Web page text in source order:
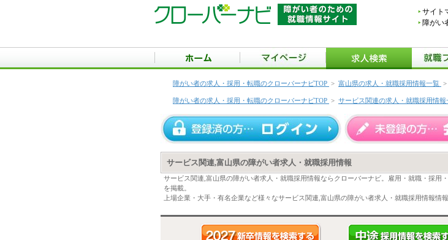
サイト
障がい
障がい者の求人・採用・転職のクローバーナビTOP > 富山県の求人・就職採用情報一覧 >
障がい者の求人・採用・転職のクローバーナビTOP > サービス関連の求人・就職採用情報
サービス関連,富山県の障がい者求人・就職採用情報
サービス関連,富山県の障がい者求人・就職採用情報ならクローバーナビ。雇用・就職・採用
を掲載。
上場企業・大手・有名企業など様々なサービス関連,富山県の障がい者求人・就職採用情報情